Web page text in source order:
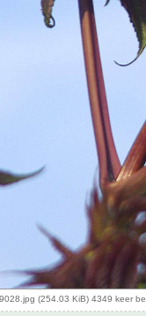
(254.03 KiB) 4349 keer